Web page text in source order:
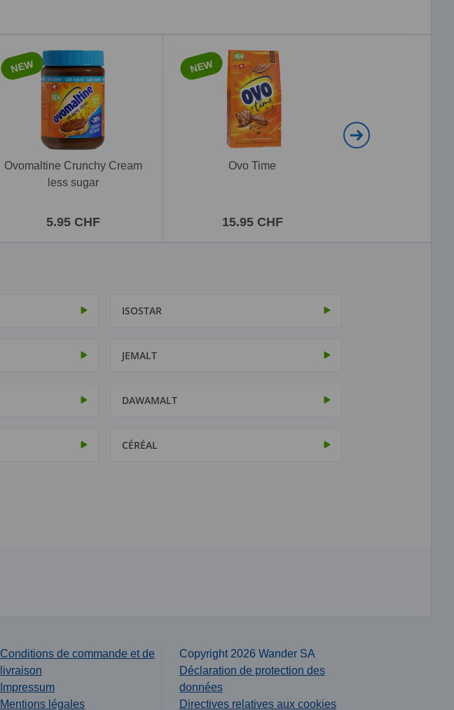
NEW
Ovomaltine Crunchy Cream
less sugar
5.95 CHF
NEW
Ovo Time
15.95 CHF
ISOSTAR
JEMALT
DAWAMALT
CÉRÉAL
Conditions de commande et de
livraison
Impressum
Mentions légales
Copyright 2026 Wander SA
Déclaration de protection des
données
Directives relatives aux cookies